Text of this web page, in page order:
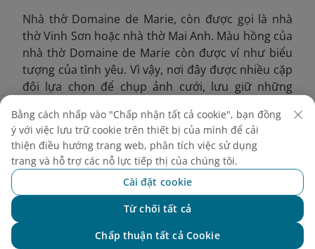
Nhà thờ Domaine de Marie, còn được gọi là nhà
thờ Vinh Sơn hoặc nhà thờ Mai Anh. Màu hồng của
nhà thờ Domaine de Marie còn được ví như biểu
tượng của tình yêu. Vì vậy, nơi đây được nhiều cặp
đôi lựa chọn để chụp ảnh cưới, lưu giữ những
Bằng cách nhấp vào "Chấp nhận tất cả cookie", bạn đồng
ý với việc lưu trữ cookie trên thiết bị của mình để cải
thiện điều hướng trang web, phân tích việc sử dụng
trang và hỗ trợ các nỗ lực tiếp thị của chúng tôi.
Cài đặt cookie
Từ chối tất cả
Chấp thuận tất cả Cookie